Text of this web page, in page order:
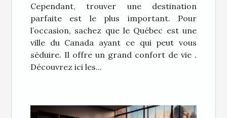
Cependant, trouver une destination
parfaite est le plus important. Pour
l’occasion, sachez que le Québec est une
ville du Canada ayant ce qui peut vous
séduire. Il offre un grand confort de vie .
Découvrez ici les...